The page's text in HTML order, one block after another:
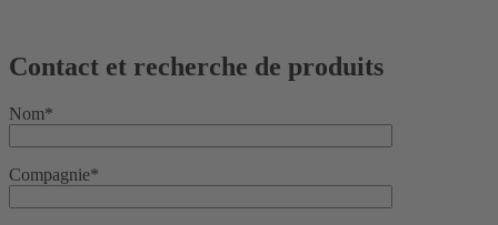
Contact et recherche de produits
Nom*
Compagnie*